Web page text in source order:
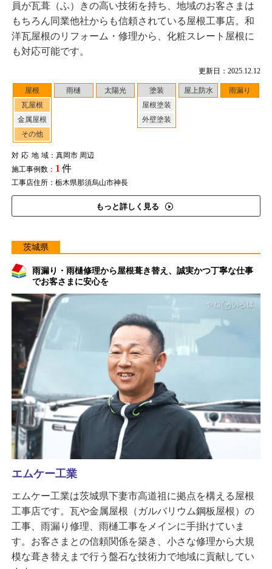
更新日：2025.12.12
屋根
瓦屋根
金属屋根
その他
雨樋 太陽光
塗装
屋根塗装
外壁塗装
屋上防水 雨漏り
対応地域：真岡市 周辺
施工事例数： 1 件
工事店住所：栃木県那須烏山市神長
もっと詳しく見る
員が瓦葺（ふ）きの高い技術を持ち、地域のお客さまは
もちろん同業他社からも信頼されている屋根工事店。和
洋瓦屋根のリフォーム・修理から、化粧スレート屋根に
も対応可能です。
茨城県
雨漏り・雨樋修理から屋根葺き替え、誠実かつ丁寧な仕事
でお客さまに安心を
エムケー工業
エムケー工業は茨城県下妻市高道祖に拠点を構える屋根
工事店です。瓦や金属屋根（ガルバリウム鋼板屋根）の
工事、雨漏り修理、雨樋工事をメインに手掛けていま
す。お客さまとの信頼関係を築き、小さな修理から大規
模な葺き替えまで行う盤石な技術力で地域に貢献してい